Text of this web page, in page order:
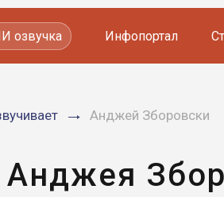
озвучка Инфопортал
Анджей Зборовски
Анджея